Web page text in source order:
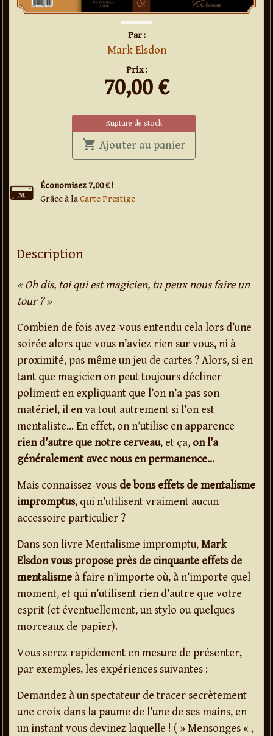
Par :
Mark Elsdon
Prix :
70,00 €
Économisez 7,00 € !
Grâce à laCarte Prestige
Rupture de stock
shopping_cart Ajouter au panier' . Mentalisme
Description
« Oh dis, toi qui est magicien, tu peux nous faire un
tour ? »
Combien de fois avez-vous entendu cela lors d’une
soirée alors que vous n’aviez rien sur vous, ni à
proximité, pas même un jeu de cartes ? Alors, si en
tant que magicien on peut toujours décliner
poliment en expliquant que l’on n’a pas son
matériel, il en va tout autrement si l’on est
mentaliste… En effet, on n’utilise en apparence
rien d’autre que notre cerveau, et ça, on l’a
généralement avec nous en permanence…
Mais connaissez-vous de bons effets de mentalisme
impromptus, qui n’utilisent vraiment aucun
accessoire particulier ?
Dans son livre Mentalisme impromptu,Mark
Elsdon vous propose près de cinquante effets de
mentalisme à faire n’importe où, à n’importe quel
moment, et qui n’utilisent rien d’autre que votre
esprit (et éventuellement, un stylo ou quelques
morceaux de papier).
Vous serez rapidement en mesure de présenter,
par exemples, les expériences suivantes :
Demandez à un spectateur de tracer secrètement
une croix dans la paume de l’une de ses mains, en
un instant vous devinez laquelle ! ( » Mensonges « ,